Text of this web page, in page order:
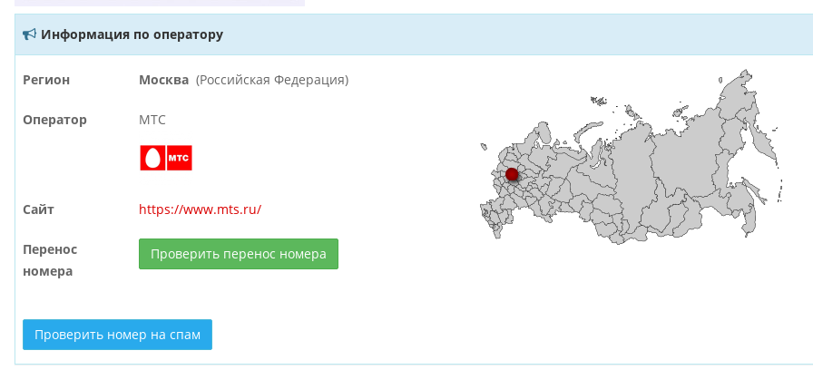
Информация по оператору
Регион Москва (Российская Федерация)
Оператор МТС
Сайт https://www.mts.ru/
Перенос
номера
Проверить перенос номера
Проверить номер на спам